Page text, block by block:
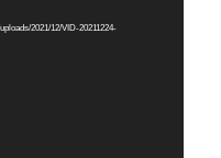
2021/12/VID-20211224-